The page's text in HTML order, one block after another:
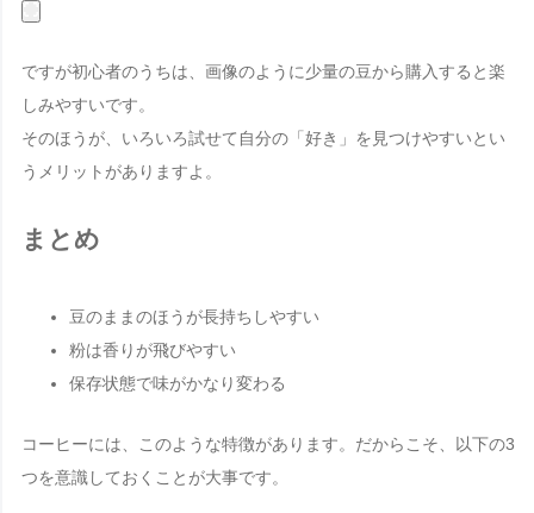
ですが初心者のうちは、画像のように少量の豆から購入すると楽
しみやすいです。
そのほうが、いろいろ試せて自分の「好き」を見つけやすいとい
うメリットがありますよ。
まとめ
豆のままのほうが長持ちしやすい
粉は香りが飛びやすい
保存状態で味がかなり変わる
コーヒーには、このような特徴があります。だからこそ、以下の3
つを意識しておくことが大事です。